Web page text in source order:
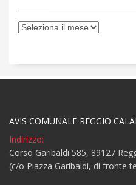
AVIS COMUNALE REGGIO
Indirizzo:
Corso Garibaldi 585, 89127
(c/o Piazza Garibaldi, di fronte